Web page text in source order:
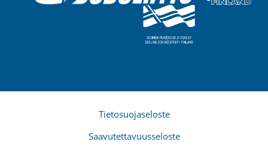
Tietosuojaseloste
Saavutettavuusseloste